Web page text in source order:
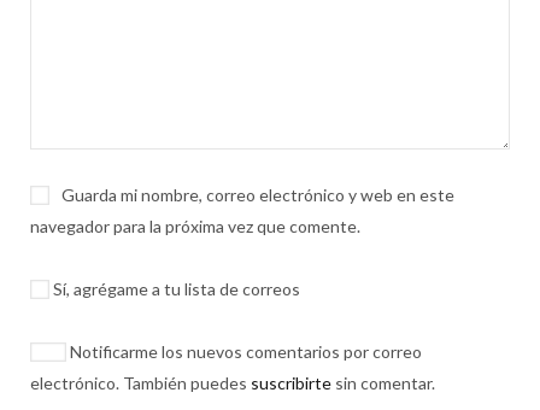
Guarda mi nombre, correo electrónico y web en este
navegador para la próxima vez que comente.
Sí, agrégame a tu lista de correos
Notificarme los nuevos comentarios por correo
electrónico. También puedes suscribirte sin comentar.